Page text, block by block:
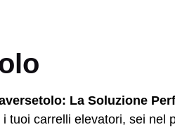
La Soluzione
tuoi carrelli elevatori, sei nel